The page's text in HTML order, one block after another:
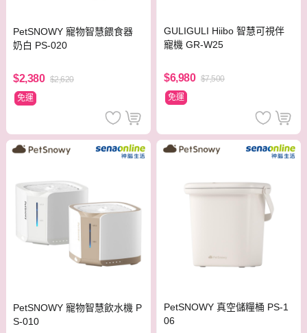
PetSNOWY 寵物智慧餵食器
奶白 PS-020
$2,380 $2,620
免運
GULIGULI Hiibo 智慧可視伴
寵機 GR-W25
$6,980 $7,500
免運
PetSNOWY 寵物智慧飲水機 P
S-010
PetSNOWY 真空儲糧桶 PS-1
06